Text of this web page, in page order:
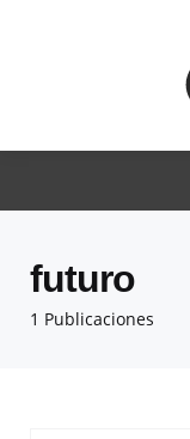
1 Publicaciones
futuro